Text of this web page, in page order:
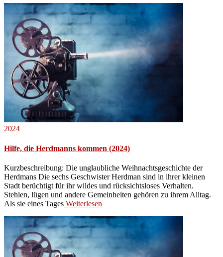
2024
Hilfe, die Herdmanns kommen (2024)
Kurzbeschreibung: Die unglaubliche Weihnachtsgeschichte der
Herdmans Die sechs Geschwister Herdman sind in ihrer kleinen
Stadt berüchtigt für ihr wildes und rücksichtsloses Verhalten.
Stehlen, lügen und andere Gemeinheiten gehören zu ihrem Alltag.
Als sie eines Tages Weiterlesen